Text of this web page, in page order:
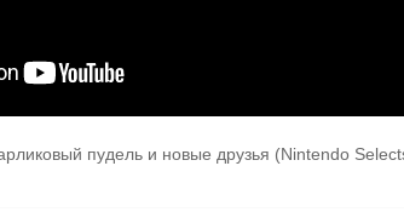
пудель и новые друзья (Nintendo